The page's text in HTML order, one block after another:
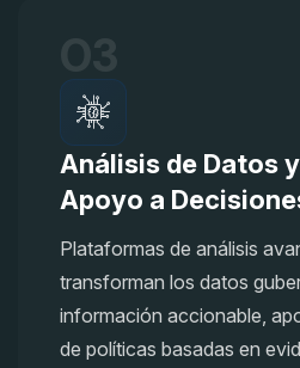
Análisis de Datos
Apoyo a
Plataformas de análisis
transforman los datos
información accionable,
de políticas basadas en